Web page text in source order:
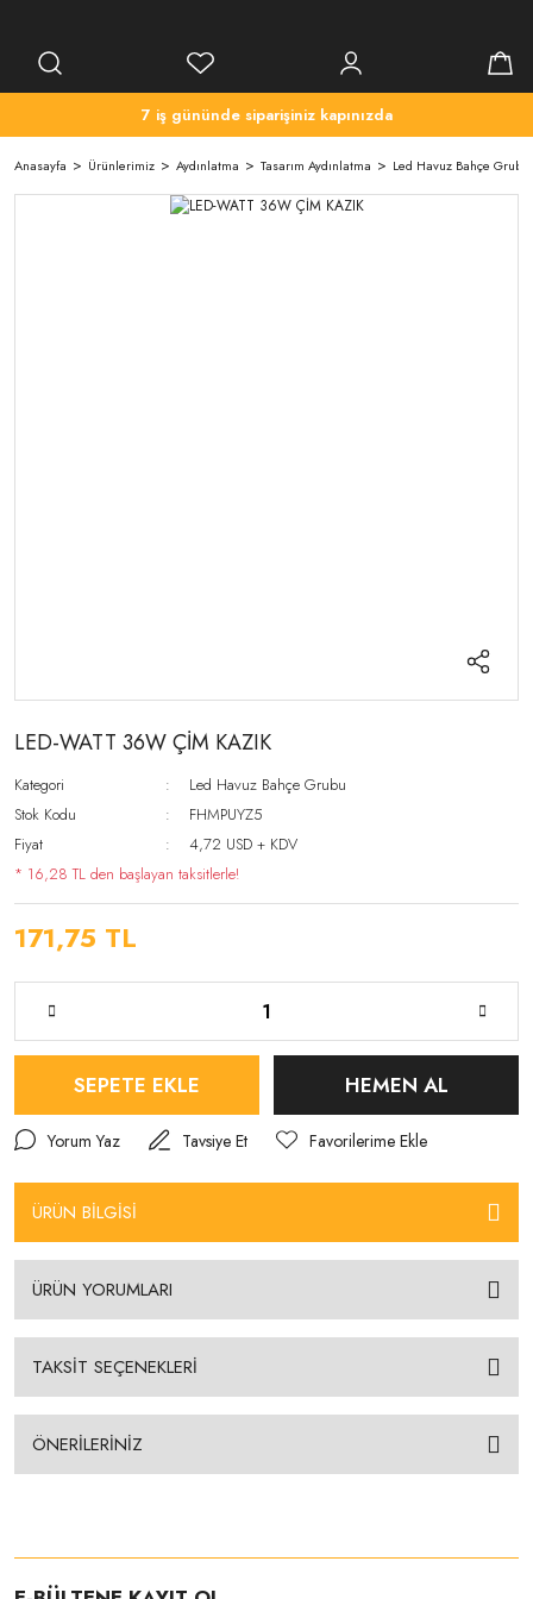
7 iş gününde siparişiniz kapınızda
Anasayfa Ürünlerimiz Aydınlatma Tasarım Aydınlatma Led Havuz Bahçe Grubu
LED-WATT 36W ÇİM KAZIK
Kategori
Led Havuz Bahçe Grubu
Stok Kodu
FHMPUYZ5
Fiyat
4,72 USD + KDV
* 16,28 TL den başlayan taksitlerle!
171,75 TL
SEPETE EKLE HEMEN AL
Yorum Yaz Tavsiye Et
ÜRÜN BİLGİSİ
ÜRÜN YORUMLARI
TAKSİT SEÇENEKLERİ
ÖNERİLERİNİZ